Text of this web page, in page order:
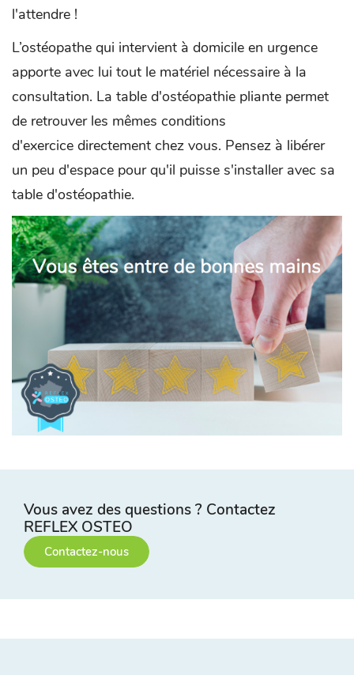
l'attendre !
L’ostéopathe qui intervient à domicile en urgence
apporte avec lui tout le matériel nécessaire à la
consultation. La table d'ostéopathie pliante permet
de retrouver les mêmes conditions
d'exercice directement chez vous. Pensez à libérer
un peu d'espace pour qu'il puisse s'installer avec sa
table d'ostéopathie.
Vous avez des questions ? Contactez
REFLEX OSTEO
Contactez-nous